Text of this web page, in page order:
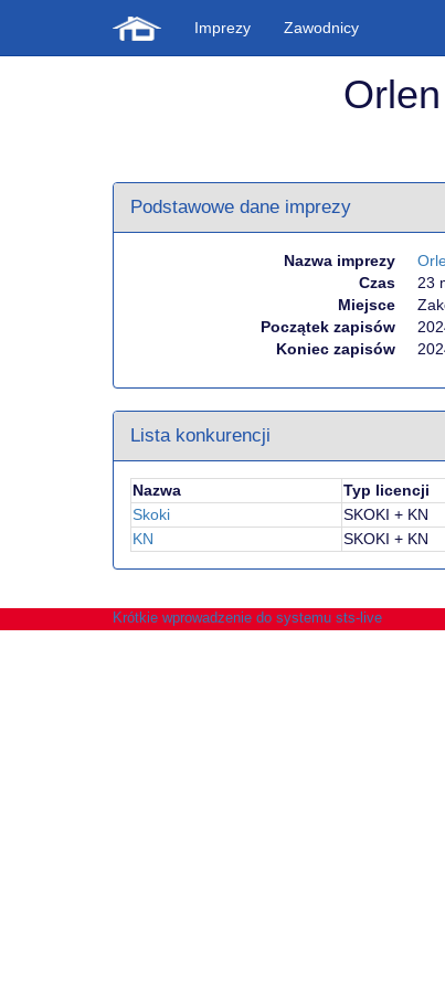
Imprezy Zawodnicy
Podstawowe dane imprezy
Nazwa imprezy
Czas
23
Miejsce
Początek zapisów
Koniec zapisów
Lista konkurencji
Nazwa Typ licencji
Skoki
SKOKI + KN
KN
SKOKI + KN
Krótkie wprowadzenie do systemu sts-live